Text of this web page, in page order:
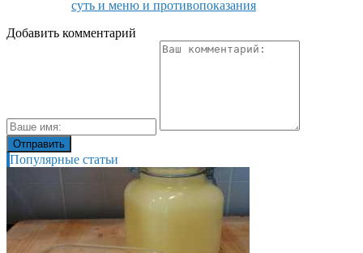
суть и меню и противопоказания
Добавить комментарий
Популярные статьи